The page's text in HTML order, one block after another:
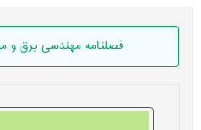
فصلنامه مهندسی برق و